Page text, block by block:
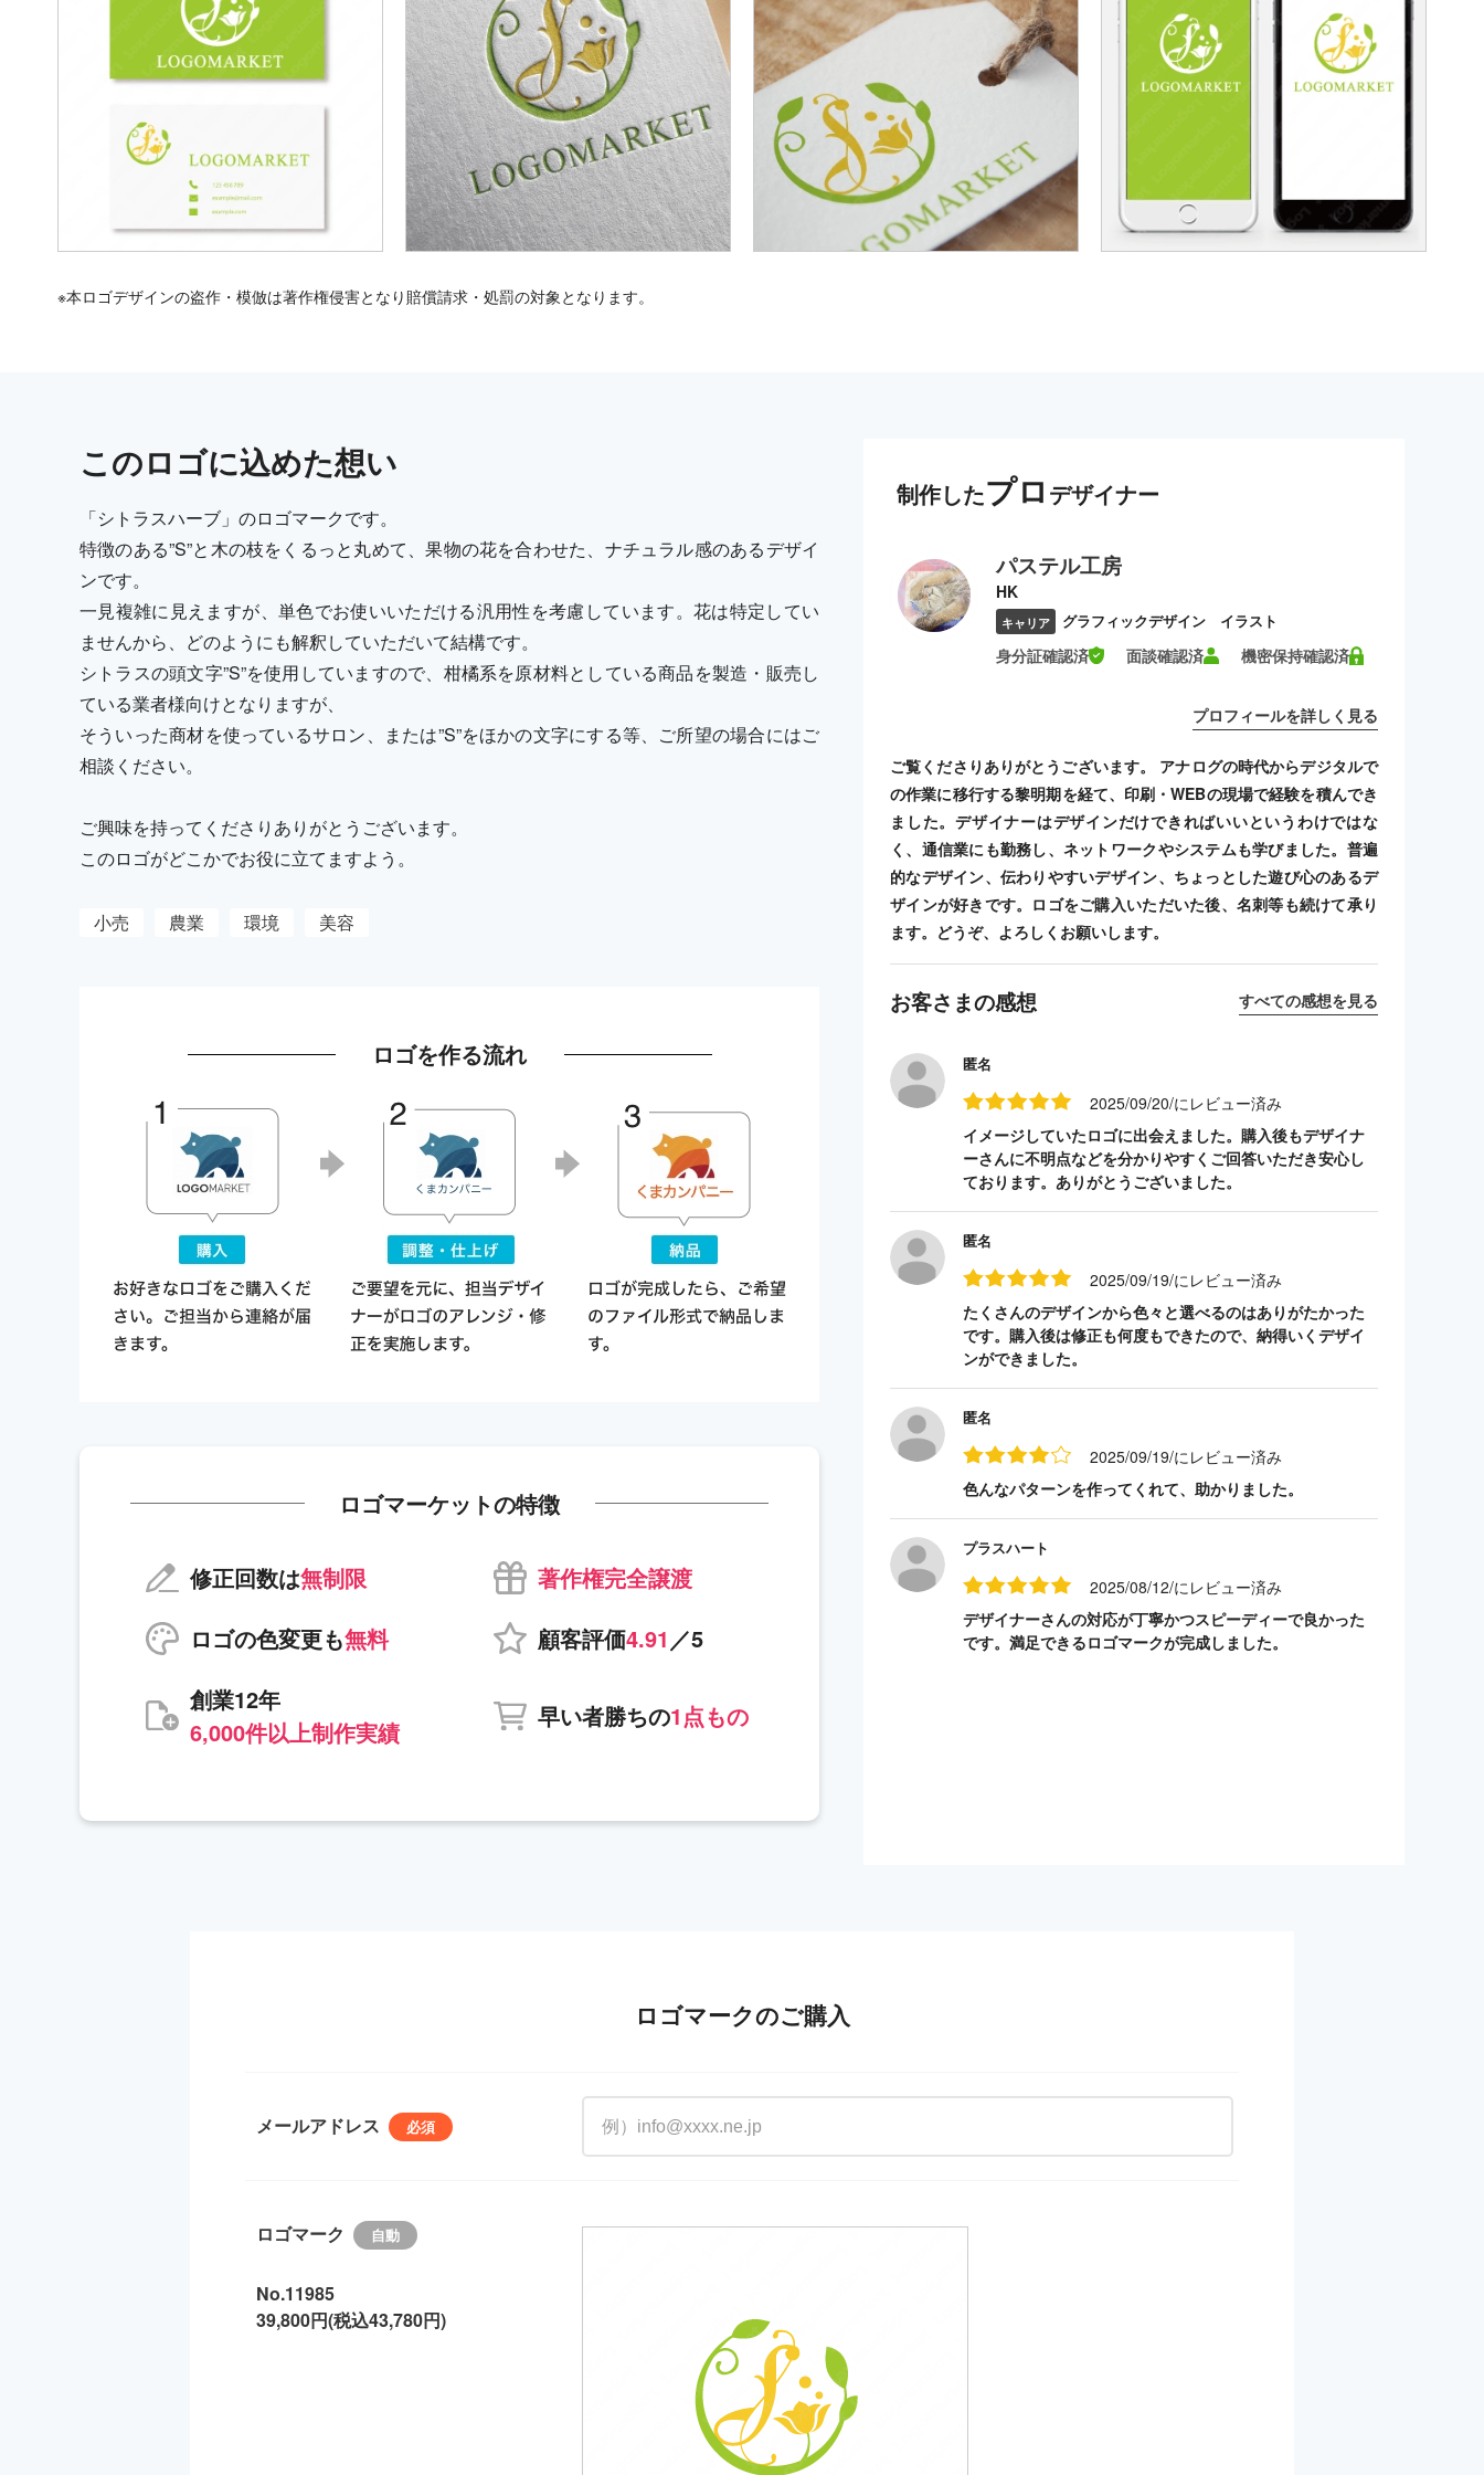
※本ロゴデザインの盗作・模倣は著作権侵害となり賠償請求・処罰の対象となります。
このロゴに込めた想い
「シトラスハーブ」のロゴマークです。
特徴のある”S”と木の枝をくるっと丸めて、果物の花を合わせた、ナチュラル感のあるデザイ
ンです。
一見複雑に見えますが、単色でお使いいただける汎用性を考慮しています。花は特定してい
ませんから、どのようにも解釈していただいて結構です。
シトラスの頭文字”S”を使用していますので、柑橘系を原材料としている商品を製造・販売し
ている業者様向けとなりますが、
そういった商材を使っているサロン、または”S”をほかの文字にする等、ご所望の場合にはご
相談ください。
ご興味を持ってくださりありがとうございます。
このロゴがどこかでお役に立てますよう。
小売 農業 環境 美容
ロゴを作る流れ
ロゴマーケットの特徴
修正回数は無制限
著作権完全譲渡
ロゴの色変更も無料 顧客評価4.91 ／5
創業12年
6,000件以上制作実績
早い者勝ちの1点もの
制作したプロ デザイナー
パステル工房
HK
キャリア グラフィックデザイン イラスト
身分証確認済 面談確認済 機密保持確認済
プロフィールを詳しく見る
ご覧くださりありがとうございます。 アナログの時代からデジタルで
の作業に移行する黎明期を経て、印刷・WEBの現場で経験を積んでき
ました。デザイナーはデザインだけできればいいというわけではな
く、通信業にも勤務し、ネットワークやシステムも学びました。普遍
的なデザイン、伝わりやすいデザイン、ちょっとした遊び心のあるデ
ザインが好きです。ロゴをご購入いただいた後、名刺等も続けて承り
ます。どうぞ、よろしくお願いします。
お客さまの感想 すべての感想を見る
匿名
2025/09/20/にレビュー済み
イメージしていたロゴに出会えました。購入後もデザイナ
ーさんに不明点などを分かりやすくご回答いただき安心し
ております。ありがとうございました。
匿名
2025/09/19/にレビュー済み
たくさんのデザインから色々と選べるのはありがたかった
です。購入後は修正も何度もできたので、納得いくデザイ
ンができました。
匿名
2025/09/19/にレビュー済み
色んなパターンを作ってくれて、助かりました。
プラスハート
2025/08/12/にレビュー済み
デザイナーさんの対応が丁寧かつスピーディーで良かった
です。満足できるロゴマークが完成しました。
ロゴマークのご購入
メールアドレス
ロゴマーク
No.11985
39,800円(税込43,780円)